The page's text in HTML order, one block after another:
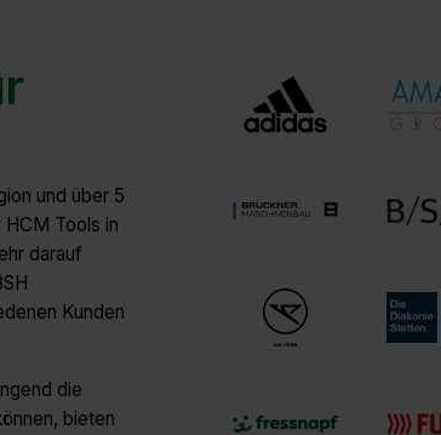
und über 5
Tools in
darauf
Kunden
die
bieten